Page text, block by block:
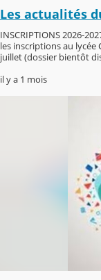
Les actualités
INSCRIPTIONS 2026-
les inscriptions au
juillet (dossier bientôt
il y a 1 mois